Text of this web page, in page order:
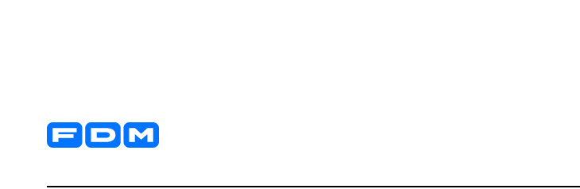
Yderligere information og kontaktoplysninger